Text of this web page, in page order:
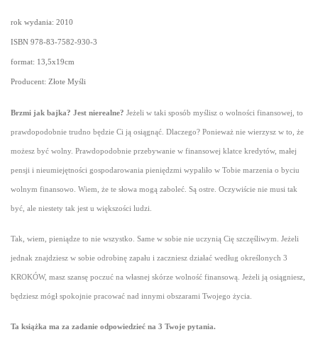
rok wydania: 2010
ISBN 978-83-7582-930-3
format: 13,5x19cm
Producent: Złote Myśli
Brzmi jak bajka? Jest nierealne? Jeżeli w taki sposób myślisz o wolności finansowej, to
prawdopodobnie trudno będzie Ci ją osiągnąć. Dlaczego? Ponieważ nie wierzysz w to, że
możesz być wolny. Prawdopodobnie przebywanie w finansowej klatce kredytów, małej
pensji i nieumiejętności gospodarowania pieniędzmi wypaliło w Tobie marzenia o byciu
wolnym finansowo. Wiem, że te słowa mogą zaboleć. Są ostre. Oczywiście nie musi tak
być, ale niestety tak jest u większości ludzi.
Tak, wiem, pieniądze to nie wszystko. Same w sobie nie uczynią Cię szczęśliwym. Jeżeli
jednak znajdziesz w sobie odrobinę zapału i zaczniesz działać według określonych 3
KROKÓW, masz szansę poczuć na własnej skórze wolność finansową. Jeżeli ją osiągniesz,
będziesz mógł spokojnie pracować nad innymi obszarami Twojego życia.
Ta książka ma za zadanie odpowiedzieć na 3 Twoje pytania.